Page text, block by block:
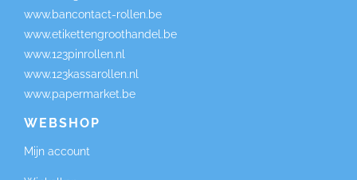
www.bancontact-rollen.be
www.etikettengroothandel.be
www.123pinrollen.nl
www.123kassarollen.nl
www.papermarket.be
WEBSHOP
Mijn account